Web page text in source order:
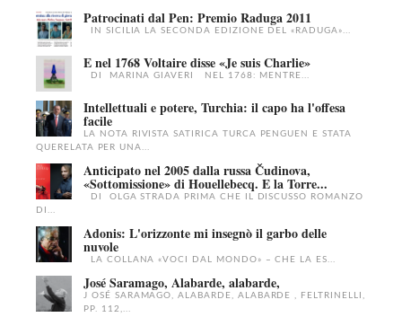
Patrocinati dal Pen: Premio Raduga 2011
IN SICILIA LA SECONDA EDIZIONE DEL «RADUGA»...
E nel 1768 Voltaire disse «Je suis Charlie»
DI MARINA GIAVERI NEL 1768: MENTRE...
Intellettuali e potere, Turchia: il capo ha l'offesa
facile
LA NOTA RIVISTA SATIRICA TURCA PENGUEN E STATA
QUERELATA PER UNA...
Anticipato nel 2005 dalla russa Čudinova,
«Sottomissione» di Houellebecq. E la Torre...
DI OLGA STRADA PRIMA CHE IL DISCUSSO ROMANZO
DI...
Adonis: L'orizzonte mi insegnò il garbo delle
nuvole
LA COLLANA «VOCI DAL MONDO» – CHE LA ES...
José Saramago, Alabarde, alabarde,
J OSÉ SARAMAGO, ALABARDE, ALABARDE , FELTRINELLI,
PP. 112,...